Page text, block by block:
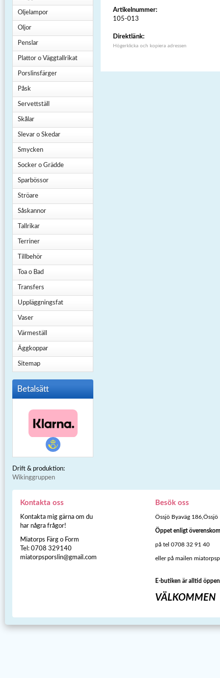
Oljelampor
Oljor
Penslar
Plattor o Väggtallrikat
Porslinsfärger
Påsk
Servettställ
Skålar
Slevar o Skedar
Smycken
Socker o Grädde
Sparbössor
Ströare
Såskannor
Tallrikar
Terriner
Tillbehör
Toa o Bad
Transfers
Uppläggningsfat
Vaser
Värmeställ
Äggkoppar
Sitemap
Betalsätt
Drift & produktion:
Wikinggruppen
Artikelnummer:
105-013
Direktlänk:
Högerklicka och kopiera adressen
Kontakta oss
Kontakta mig gärna om du
har några frågor!
Miatorps Färg o Form
Tel: 0708 329140
miatorpsporslin@gmail.com
Besök oss
Össjö Byaväg 186,Össjö
Öppet enligt
på tel 0708 32 91 40
eller på mailen
E-butiken är alltid öppen
VÄLKOMMEN